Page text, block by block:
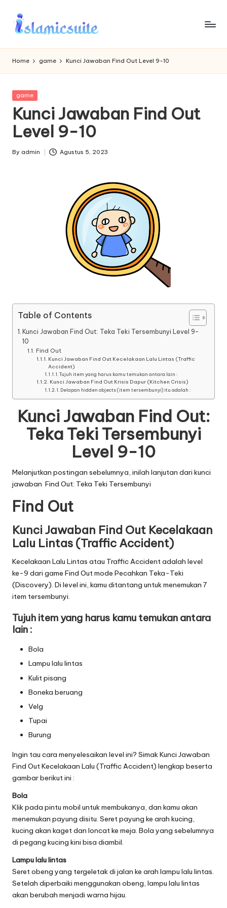
Skip
Home game Kunci Jawaban Find Out Level 9-10
Posted
game
Kunci Jawaban Find Out
Level 9-10
Posted
By admin Agustus 5, 2023
Table of Contents
Kunci Jawaban Find Out: Teka Teki Tersembunyi Level 9-
10
Find Out
Kunci Jawaban Find Out Kecelakaan Lalu Lintas (Traffic
Accident)
Tujuh item yang harus kamu temukan antara lain :
Kunci Jawaban Find Out Krisis Dapur (Kitchen Crisis)
Delapan hidden objects (item tersembunyi) itu adalah :
Kunci Jawaban Find Out:
Teka Teki Tersembunyi
Level 9-10
Melanjutkan postingan sebelumnya, inilah lanjutan dari kunci
jawaban Find Out: Teka Teki Tersembunyi
Find Out
Kunci Jawaban Find Out Kecelakaan
Lalu Lintas (Traffic Accident)
Kecelakaan Lalu Lintas atau Traffic Accident adalah level
ke-9 dari game Find Out mode Pecahkan Teka-Teki
(Discovery). Di level ini, kamu ditantang untuk menemukan 7
item tersembunyi.
Tujuh item yang harus kamu temukan antara
lain :
Bola
Lampu lalu lintas
Kulit pisang
Boneka beruang
Velg
Tupai
Burung
Ingin tau cara menyelesaikan level ini? Simak Kunci Jawaban
Find Out Kecelakaan Lalu (Traffic Accident) lengkap beserta
gambar berikut ini :
Bola
Klik pada pintu mobil untuk membukanya, dan kamu akan
menemukan payung disitu. Seret payung ke arah kucing,
kucing akan kaget dan loncat ke meja. Bola yang sebelumnya
di pegang kucing kini bisa diambil.
Lampu lalu lintas
Seret obeng yang tergeletak di jalan ke arah lampu lalu lintas.
Setelah diperbaiki menggunakan obeng, lampu lalu lintas
akan berubah menjadi warna hijau.